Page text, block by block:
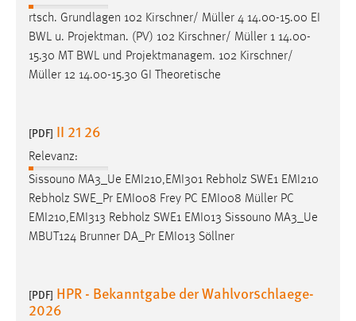
rtsch. Grundlagen 102 Kirschner/ Müller 4 14.00-15.00 EI
BWL u. Projektman. (PV) 102 Kirschner/ Müller 1 14.00-
15.30 MT BWL und Projektmanagem. 102 Kirschner/
Müller 12 14.00-15.30 GI Theoretische
[PDF] II 21 26
Relevanz:
Sissouno MA3_Ue EMI210,EMI301 Rebholz SWE1 EMI210
Rebholz SWE_Pr EMI008 Frey PC EMI008 Müller PC
EMI210,EMI313 Rebholz SWE1 EMI013 Sissouno MA3_Ue
MBUT124 Brunner DA_Pr EMI013 Söllner
[PDF] HPR - Bekanntgabe der Wahlvorschlaege-
2026
Conversion-Tracking
Cookie Laufzeit:
3 Monate
Name:
_fbp
Anbieter:
Facebook
Zweck:
3 Monate